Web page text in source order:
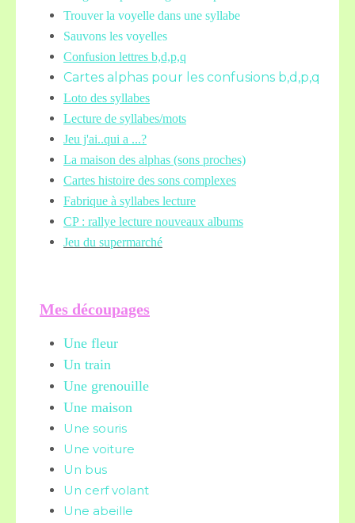
Trouver la voyelle dans une syllabe
Sauvons les voyelles
Confusion lettres b,d,p,q
Cartes alphas pour les confusions b,d,p,q
Loto des syllabes
Lecture de syllabes/mots
Jeu j'ai..qui a ...?
La maison des alphas (sons proches)
Cartes histoire des sons complexes
Fabrique à syllabes lecture
CP : rallye lecture nouveaux albums
Jeu du supermarché
Mes découpages
Une fleur
Un train
Une grenouille
Une maison
Une souris
Une voiture
Un bus
Un cerf volant
Une abeille